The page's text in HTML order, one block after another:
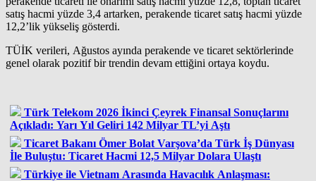
satış hacmi yüzde 3,4 artarken, perakende ticaret satış hacmi yüzde
12,2’lik yükseliş gösterdi.
TÜİK verileri, Ağustos ayında perakende ve ticaret sektörlerinde
genel olarak pozitif bir trendin devam ettiğini ortaya koydu.
Türk Telekom 2026 İkinci Çeyrek Finansal Sonuçlarını
Açıkladı: Yarı Yıl Geliri 142 Milyar TL’yi Aştı
Ticaret Bakanı Ömer Bolat Varşova’da Türk İş Dünyası
İle Buluştu: Ticaret Hacmi 12,5 Milyar Dolara Ulaştı
Türkiye ile Vietnam Arasında Havacılık Anlaşması: